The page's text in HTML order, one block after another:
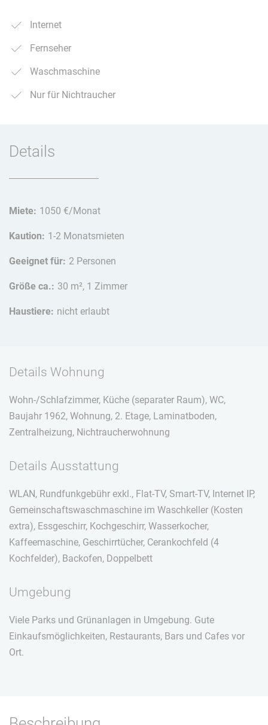
Internet
Fernseher
Waschmaschine
Nur für Nichtraucher
Details
Miete: 1050 €/Monat
Kaution: 1-2 Monatsmieten
Geeignet für: 2 Personen
Größe ca.: 30 m², 1 Zimmer
Haustiere: nicht erlaubt
Details Wohnung
Wohn-/Schlafzimmer, Küche (separater Raum), WC,
Baujahr 1962, Wohnung, 2. Etage, Laminatboden,
Zentralheizung, Nichtraucherwohnung
Details Ausstattung
WLAN, Rundfunkgebühr exkl., Flat-TV, Smart-TV, Internet IP,
Gemeinschaftswaschmaschine im Waschkeller (Kosten
extra), Essgeschirr, Kochgeschirr, Wasserkocher,
Kaffeemaschine, Geschirrtücher, Cerankochfeld (4
Kochfelder), Backofen, Doppelbett
Umgebung
Viele Parks und Grünanlagen in Umgebung. Gute
Einkaufsmöglichkeiten, Restaurants, Bars und Cafes vor
Ort.